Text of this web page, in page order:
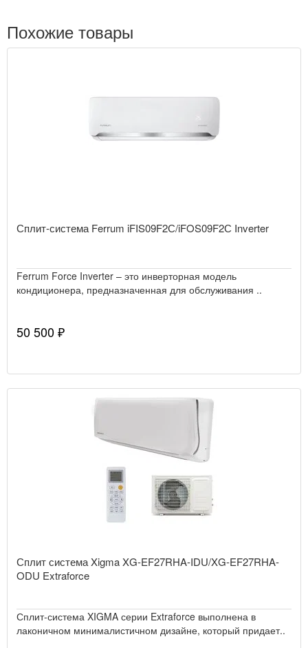
Похожие товары
Сплит-система Ferrum iFIS09F2С/iFOS09F2С Inverter
Ferrum Force Inverter – это инверторная модель
кондиционера, предназначенная для обслуживания ..
50 500 ₽
Сплит система Xigma XG-EF27RHA-IDU/XG-EF27RHA-
ODU Extraforce
Сплит-система XIGMA серии Extraforce выполнена в
лаконичном минималистичном дизайне, который придает..